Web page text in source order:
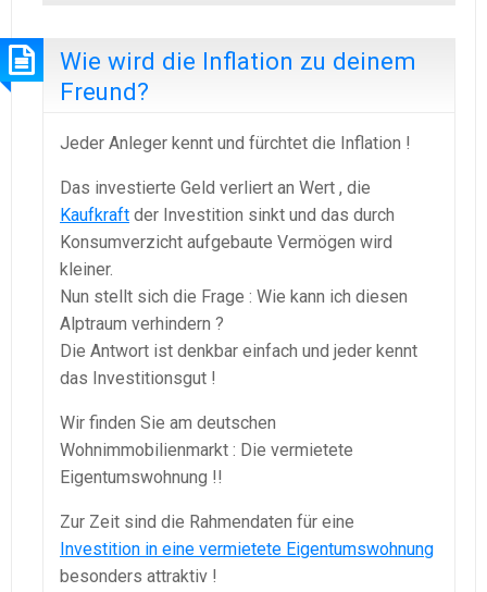
Wie wird die Inflation zu deinem
Freund?
Jeder Anleger kennt und fürchtet die Inflation !
Das investierte Geld verliert an Wert , die
Kaufkraft der Investition sinkt und das durch
Konsumverzicht aufgebaute Vermögen wird
kleiner.
Nun stellt sich die Frage : Wie kann ich diesen
Alptraum verhindern ?
Die Antwort ist denkbar einfach und jeder kennt
das Investitionsgut !
Wir finden Sie am deutschen
Wohnimmobilienmarkt : Die vermietete
Eigentumswohnung !!
Zur Zeit sind die Rahmendaten für eine
Investition in eine vermietete Eigentumswohnung
besonders attraktiv !